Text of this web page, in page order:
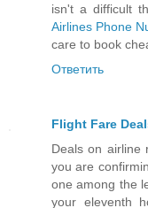
isn't a difficult
Airlines Phone
care to book
Ответить
Flight Fare
Deals on airline
you are
one among the
your eleventh